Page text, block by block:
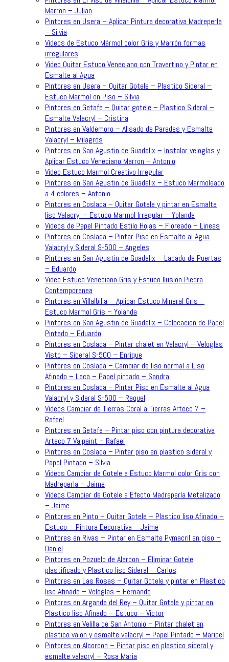
Marron – Julian
Pintores en Usera – Aplicar Pintura decorativa Madreperla
– Silvia
Videos de Estuco Mármol color Gris y Marrón formas
irregulares
Video Quitar Estuco Veneciano con Travertino y Pintar en
Esmalte al Agua
Pintores en Usera – Quitar Gotele – Plastico Sideral –
Estuco Marmol en Piso – Silvia
Pintores en Getafe – Quitar gotele – Plastico Sideral –
Esmalte Valacryl – Cristina
Pintores en Valdemoro – Alisado de Paredes y Esmalte
Valacryl – Milagros
Pintores en San Agustin de Guadalix – Instalar veloglas y
Aplicar Estuco Veneciano Marron – Antonio
Video Estuco Marmol Creativo Irregular
Pintores en San Agustin de Guadalix – Estuco Marmoleado
a 4 colores – Antonio
Pintores en Coslada – Quitar Gotele y pintar en Esmalte
liso Valacryl – Estuco Marmol Irregular – Yolanda
Videos de Papel Pintado Estilo Hojas – Floreado – Lineas
Pintores en Coslada – Pintar Piso en Esmalte al Agua
Valacryl y Sideral S-500 – Angeles
Pintores en San Agustin de Guadalix – Lacado de Puertas
– Eduardo
Video Estuco Veneciano Gris y Estuco Ilusion Piedra
Contemporanea
Pintores en Villalbilla – Aplicar Estuco Mineral Gris –
Estuco Marmol Gris – Yolanda
Pintores en San Agustin de Guadalix – Colocacion de Papel
Pintado – Eduardo
Pintores en Coslada – Pintar chalet en Valacryl – Veloglas
Visto – Sideral S-500 – Enrique
Pintores en Coslada – Cambiar de liso normal a Liso
Afinado – Laca – Papel pintado – Sandra
Pintores en Coslada – Pintar Piso en Esmalte al Agua
Valacryl y Sideral S-500 – Raquel
Videos Cambiar de Tierras Coral a Tierras Arteco 7 –
Rafael
Pintores en Getafe – Pintar piso con pintura decorativa
Arteco 7 Valpaint – Rafael
Pintores en Coslada – Pintar piso en plastico sideral y
Papel Pintado – Silvia
Videos Cambiar de Gotele a Estuco Marmol color Gris con
Madreperla – Jaime
Videos Cambiar de Gotele a Efecto Madreperla Metalizado
– Jaime
Pintores en Pinto – Quitar Gotele – Plastico liso Afinado –
Estuco – Pintura Decorativa – Jaime
Pintores en Rivas – Pintar en Esmalte Pymacril en piso –
Daniel
Pintores en Pozuelo de Alarcon – Eliminar Gotele
plastificado y Plastico liso Sideral – Carlos
Pintores en Las Rosas – Quitar Gotele y pintar en Plastico
liso Afinado – Veloglas – Fernando
Pintores en Arganda del Rey – Quitar Gotele y pintar en
Plastico liso Afinado – Estuco – Victor
Pintores en Velilla de San Antonio – Pintar chalet en
plastico valon y esmalte valacryl – Papel Pintado – Maribel
Pintores en Alcorcon – Pintar piso en plastico sideral y
esmalte valacryl – Rosa Maria